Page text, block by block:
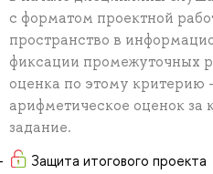
с форматом проектной
пространство в
фиксации промежуточных
оценка по этому критерию
арифметическое оценок
задание.
Защита итогового проекта